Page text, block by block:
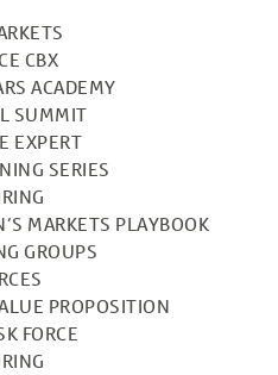
CBX
ACADEMY
SUMMIT
EXPERT
SERIES
MARKETS PLAYBOOK
GROUPS
PROPOSITION
FORCE